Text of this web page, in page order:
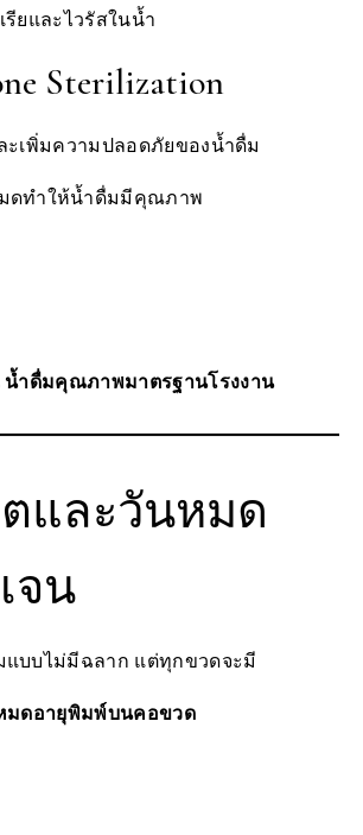
ยและไวรัสในน้ำ
Sterilization
ะเพิ่มความปลอดภัยของน้ำดื่ม
ดทำให้น้ำดื่มมีคุณภาพ
น้ำดื่มคุณภาพมาตรฐานโรงงาน
และวันหมด
จน
แบบไม่มีฉลาก แต่ทุกขวดจะมี
มดอายุพิมพ์บนคอขวด